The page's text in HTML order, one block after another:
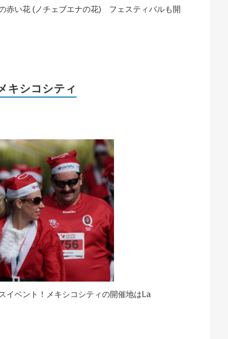
赤い花 (ノチェブエナの花) フェスティバルも開
キシコシティ
イベント！メキシコシティの開催地はLa